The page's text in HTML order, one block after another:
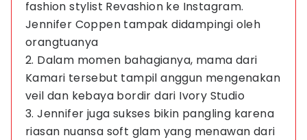
fashion stylist Revashion ke Instagram.
Jennifer Coppen tampak didampingi oleh
orangtuanya
2. Dalam momen bahagianya, mama dari
Kamari tersebut tampil anggun mengenakan
veil dan kebaya bordir dari Ivory Studio
3. Jennifer juga sukses bikin pangling karena
riasan nuansa soft glam yang menawan dari